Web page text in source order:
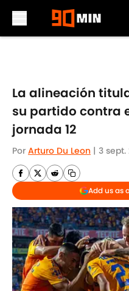
La alineación
su partido contra
jornada 12
Por Arturo Du Leon | 3 sept.
Add us as